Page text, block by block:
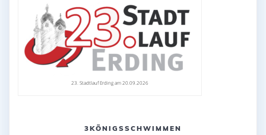
23. Stadtlauf Erding am 20.09.2026
3KÖNIGSSCHWIMMEN